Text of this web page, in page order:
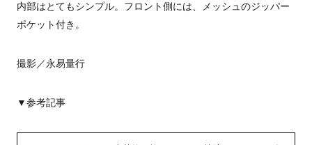
内部はとてもシンプル。フロント側には、メッシュのジッパー
ポケット付き。
撮影／永易量行
▼参考記事